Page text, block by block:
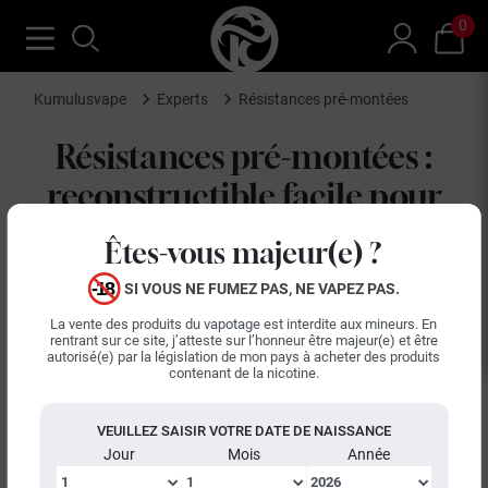
Êtes-vous majeur(e) ?
SI VOUS NE FUMEZ PAS, NE VAPEZ PAS.
La vente des produits du vapotage est interdite aux mineurs. En
rentrant sur ce site, j’atteste sur l’honneur être majeur(e) et être
autorisé(e) par la législation de mon pays à acheter des produits
contenant de la nicotine.
VEUILLEZ SAISIR VOTRE DATE DE NAISSANCE
Jour Mois Année
0
Kumulusvape Experts Résistances pré-montées
Résistances pré-montées :
reconstructible facile pour
drippers et tanks
Les résistances pré-montées simplifient l'accès au monde
du reconstructible pour les vapoteurs experts qui
souhaitent optimiser leur expérience de vape sans
fabriquer leurs coils. Conçues pour s'adapter aux plateaux
pour l'inhalation indirecte (MTL) et directe (DL).